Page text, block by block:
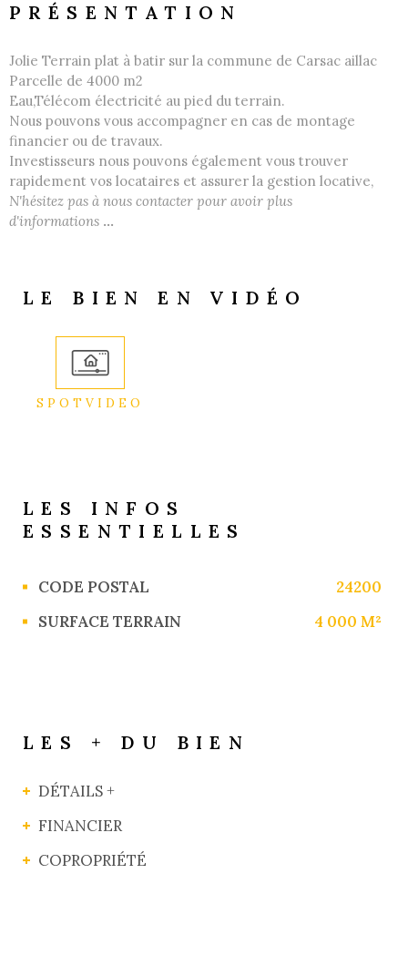
PRÉSENTATION
Jolie Terrain plat à batir sur la commune de Carsac aillac
Parcelle de 4000 m2
Eau,Télécom électricité au pied du terrain.
Nous pouvons vous accompagner en cas de montage
financier ou de travaux.
Investisseurs nous pouvons également vous trouver
rapidement vos locataires et assurer la gestion locative,
N'hésitez pas à nous contacter pour avoir plus
d'informations ...
LE BIEN EN VIDÉO
SPOTVIDEO
LES INFOS
ESSENTIELLES
Caractérisque Valeurs
CODE POSTAL
24200
SURFACE TERRAIN
4 000 M²
LES + DU BIEN
DÉTAILS +
FINANCIER
COPROPRIÉTÉ